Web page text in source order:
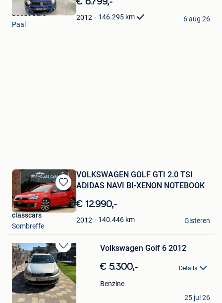
Mijn
Favorieten2012 146.295 km
Sedat Cars
Paal
6 aug 26
Bewaren
in
Mijn
Favorieten
VOLKSWAGEN GOLF GTI 2.0 TSI
ADIDAS NAVI BI-XENON NOTEBOOK
€ 12.990,-
2012 140.446 km
classcars
Sombreffe
Gisteren
Bewaren
in
Mijn
Favorieten
Volkswagen Golf 6 2012
€ 5.300,- Details
Benzine
Birger Stulens
25 jul 26